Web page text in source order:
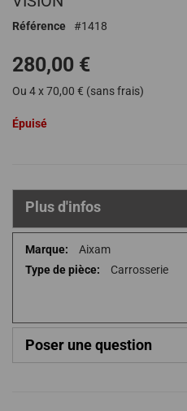
la
d’images
Référence 1418
280,00 €
Ou 4 x 70,00 € (sans frais)
Épuisé
Plus d'infos
Plus
d'infos
Aixam
Carrosserie
Poser une question